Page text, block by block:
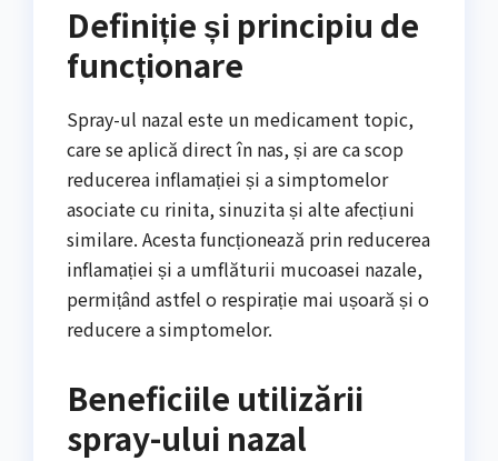
Definiție și principiu de
funcționare
Spray-ul nazal este un medicament topic,
care se aplică direct în nas, și are ca scop
reducerea inflamației și a simptomelor
asociate cu rinita, sinuzita și alte afecțiuni
similare. Acesta funcționează prin reducerea
inflamației și a umflăturii mucoasei nazale,
permițând astfel o respirație mai ușoară și o
reducere a simptomelor.
Beneficiile utilizării
spray-ului nazal